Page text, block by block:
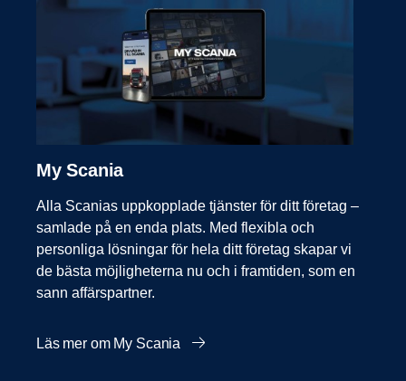
My Scania
Alla Scanias uppkopplade tjänster för ditt företag –
samlade på en enda plats. Med flexibla och
personliga lösningar för hela ditt företag skapar vi
de bästa möjligheterna nu och i framtiden, som en
sann affärspartner.
Läs mer om My Scania